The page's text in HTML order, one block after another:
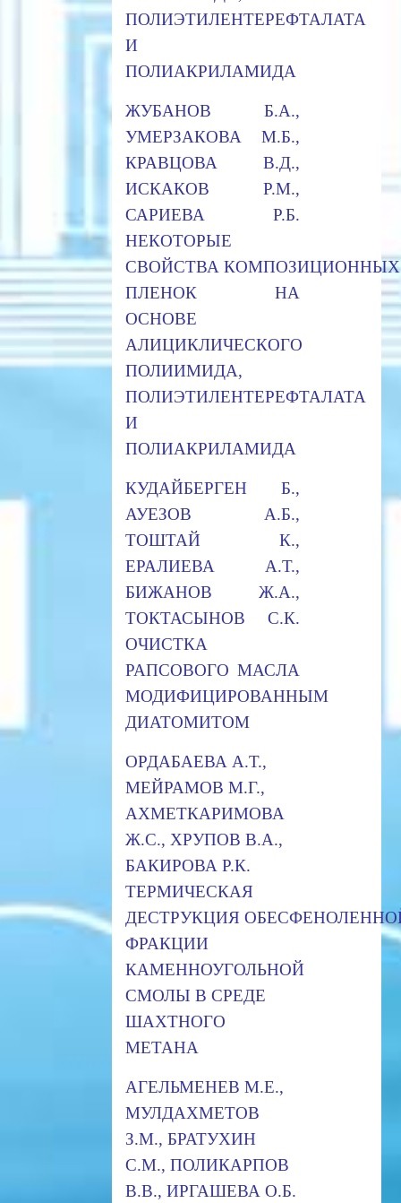
ПОЛИЭТИЛЕНТЕРЕФТАЛАТА
И
ПОЛИАКРИЛАМИДА
ЖУБАНОВ Б.А.,
УМЕРЗАКОВА М.Б.,
КРАВЦОВА В.Д.,
ИСКАКОВ Р.М.,
САРИЕВА Р.Б.
НЕКОТОРЫЕ
СВОЙСТВА КОМПОЗИЦИОННЫХ
ПЛЕНОК НА
ОСНОВЕ
АЛИЦИКЛИЧЕСКОГО
ПОЛИИМИДА,
ПОЛИЭТИЛЕНТЕРЕФТАЛАТА
И
ПОЛИАКРИЛАМИДА
КУДАЙБЕРГЕН Б.,
АУЕЗОВ А.Б.,
ТОШТАЙ К.,
ЕРАЛИЕВА А.Т.,
БИЖАНОВ Ж.А.,
ТОКТАСЫНОВ С.К.
ОЧИСТКА
РАПСОВОГО МАСЛА
МОДИФИЦИРОВАННЫМ
ДИАТОМИТОМ
ОРДАБАЕВА А.Т.,
МЕЙРАМОВ М.Г.,
АХМЕТКАРИМОВА
Ж.С., ХРУПОВ В.А.,
БАКИРОВА Р.К.
ТЕРМИЧЕСКАЯ
ДЕСТРУКЦИЯ
ФРАКЦИИ
КАМЕННОУГОЛЬНОЙ
СМОЛЫ В СРЕДЕ
ШАХТНОГО
МЕТАНА
АГЕЛЬМЕНЕВ М.Е.,
МУЛДАХМЕТОВ
З.М., БРАТУХИН
С.М., ПОЛИКАРПОВ
В.В., ИРГАШЕВА О.Б.